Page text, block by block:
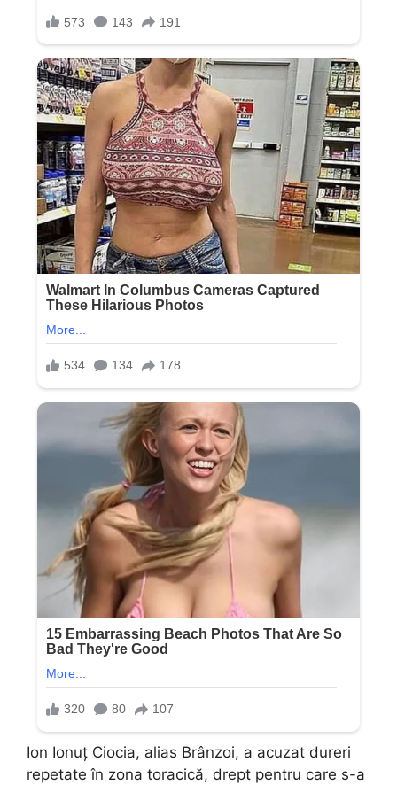
Ion Ionuț Ciocia, alias Brânzoi, a acuzat dureri
repetate în zona toracică, drept pentru care s-a